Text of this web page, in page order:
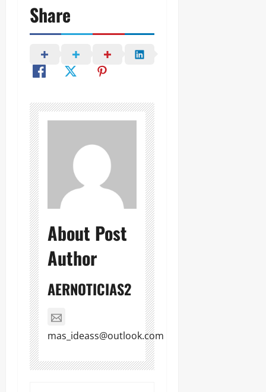
Share
About Post
Author
AERNOTICIAS2
mas_ideass@outlook.com